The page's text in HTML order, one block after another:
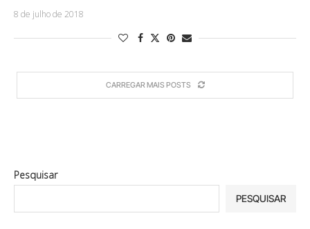
8 de julho de 2018
CARREGAR MAIS POSTS
Pesquisar
PESQUISAR